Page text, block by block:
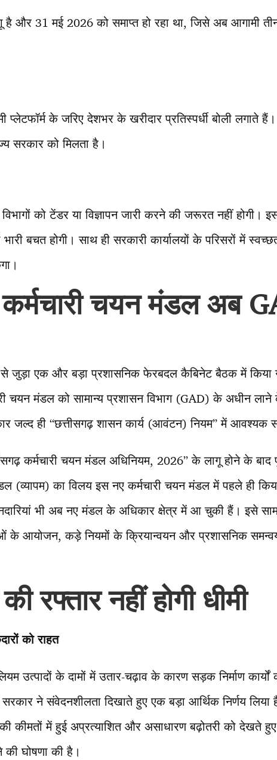
और 31 मई 2026 को समाप्त हो रहा था, जिसे अब आगामी
प्लेटफॉर्म के जरिए देशभर के खरीदार प्रतिस्पर्धी बोली लगाते
सरकार को मिलता है।
को टेंडर या विज्ञापन जारी करने की जरूरत नहीं होगी।
बचत होगी। साथ ही सरकारी कार्यालयों के परिसरों में
चयन मंडल अब
से जुड़ा एक और बड़ा प्रशासनिक फेरबदल कैबिनेट बैठक में किया
चयन मंडल को सामान्य प्रशासन विभाग (GAD) के अधीन
जल्द ही “छत्तीसगढ़ शासन कार्य (आवंटन) नियम” में आवश्यक
कर्मचारी चयन मंडल अधिनियम, 2026” के लागू होने के बाद
(व्यापम) का विलय इस नए कर्मचारी चयन मंडल में पहले ही
भी अब नए मंडल के अधिकार क्षेत्र में आ चुकी हैं। इसे
के आयोजन, कड़े नियमों के क्रियान्वयन और प्रशासनिक
रफ्तार नहीं होगी धीमी
को राहत
उत्पादों के दामों में उतार-चढ़ाव के कारण सड़क निर्माण कार्यों
ने संवेदनशीलता दिखाते हुए एक बड़ा आर्थिक निर्णय
कीमतों में हुई अप्रत्याशित और असाधारण बढ़ोतरी को देखते
घोषणा की है।